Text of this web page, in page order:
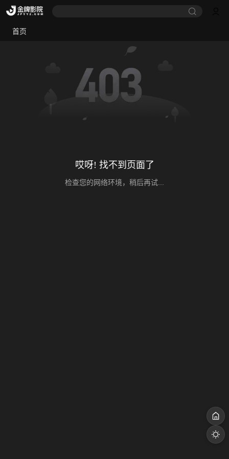
首页
哎呀! 找不到页面了
检查您的网络环境，稍后再试...